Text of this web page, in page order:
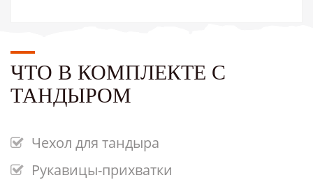
ЧТО В КОМПЛЕКТЕ С
ТАНДЫРОМ
Чехол для тандыра
Рукавицы-прихватки